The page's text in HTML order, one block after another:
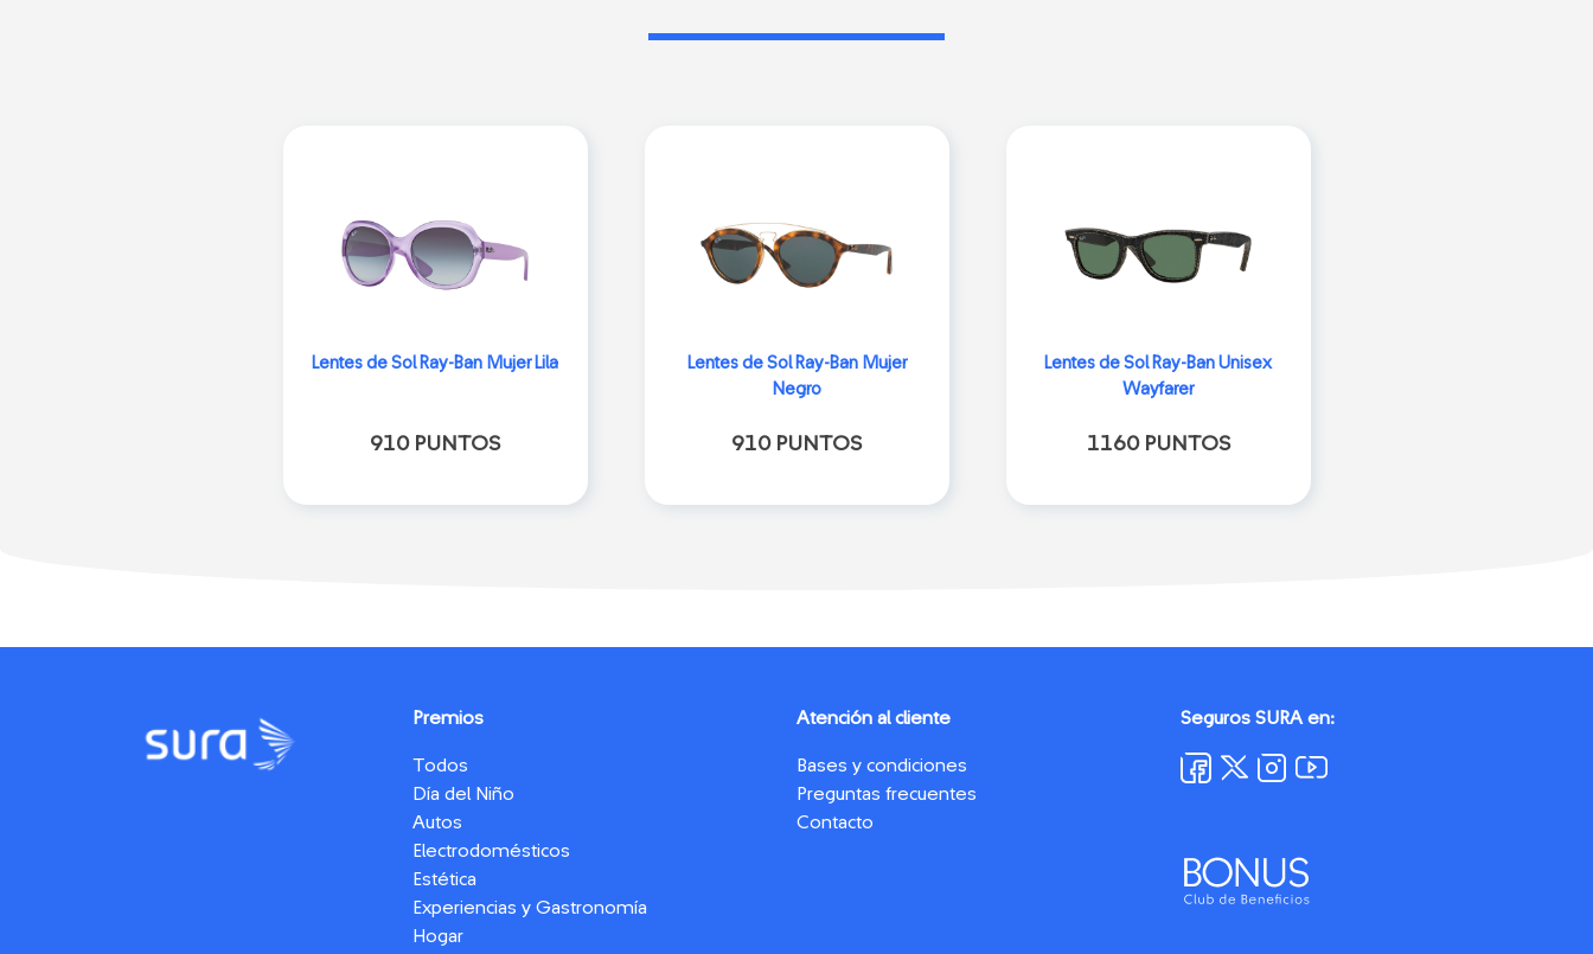
Lentes de Sol Ray-Ban Mujer Lila
910 PUNTOS
Lentes de Sol Ray-Ban Mujer
Negro
910 PUNTOS
Lentes de Sol Ray-Ban Unisex
Wayfarer
1160 PUNTOS
Premios
Todos
Día del Niño
Autos
Electrodomésticos
Estética
Experiencias y Gastronomía
Hogar
Atención al cliente
Bases y condiciones
Preguntas frecuentes
Contacto
Seguros SURA en: